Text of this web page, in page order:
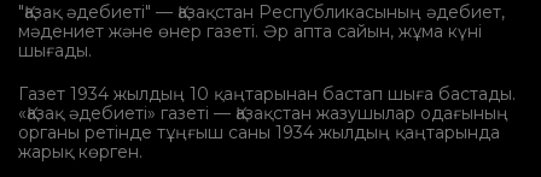
"Қазақ әдебиеті" — Қазақстан Республикасының әдебиет,
мәдениет және өнер газеті. Әр апта сайын, жұма күні
шығады.
Газет 1934 жылдың 10 қаңтарынан бастап шыға бастады.
«Қазақ әдебиеті» газеті — Қазақстан жазушылар одағының
органы ретінде тұңғыш саны 1934 жылдың қаңтарында
жарық көрген.